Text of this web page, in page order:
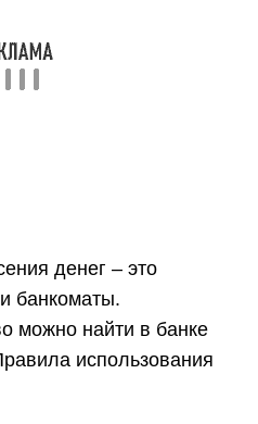
денег – это
банкоматы.
можно найти в банке
использования